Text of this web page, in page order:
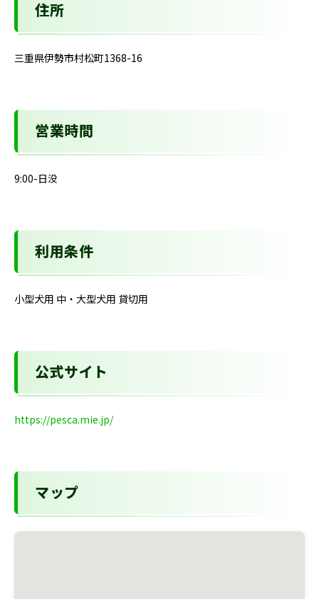
住所
三重県伊勢市村松町1368-16
営業時間
9:00-日没
利用条件
小型犬用 中・大型犬用 貸切用
公式サイト
https://pesca.mie.jp/
マップ